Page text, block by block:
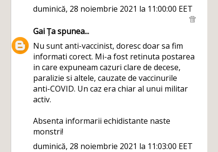
duminică, 28 noiembrie 2021 la 11:00:00 EET
Gai Țaspunea...
Nu sunt anti-vaccinist, doresc doar sa fim
informati corect. Mi-a fost retinuta postarea
in care expuneam cazuri clare de decese,
paralizie si altele, cauzate de vaccinurile
anti-COVID. Un caz era chiar al unui militar
activ.
Absenta informarii echidistante naste
monstri!
duminică, 28 noiembrie 2021 la 11:03:00 EET